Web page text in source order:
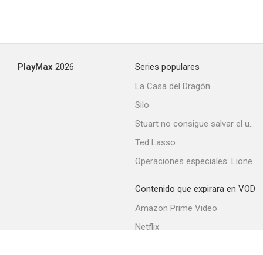
PlayMax 2026
Series populares
La Casa del Dragón
Silo
Stuart no consigue salvar el universo
Ted Lasso
Operaciones especiales: Lioness
Contenido que expirara en VOD
Amazon Prime Video
Netflix